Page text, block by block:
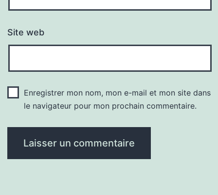
Site web
Enregistrer mon nom, mon e-mail et mon site dans
le navigateur pour mon prochain commentaire.